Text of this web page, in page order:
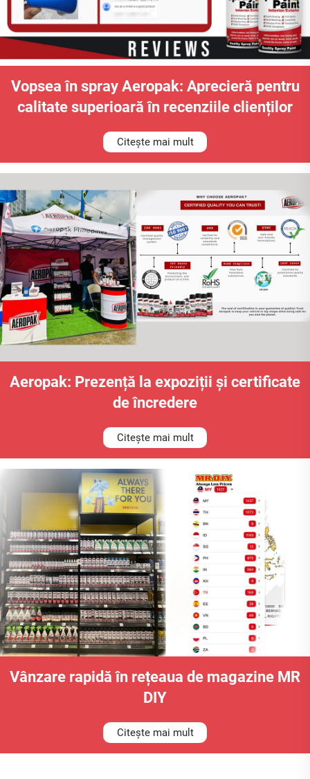
Vopsea în spray Aeropak: Aprecieră pentru
calitate superioară în recenziile clienților
Citește mai mult
Aeropak: Prezență la expoziții și certificate
de încredere
Citește mai mult
Vânzare rapidă în rețeaua de magazine MR
DIY
Citește mai mult